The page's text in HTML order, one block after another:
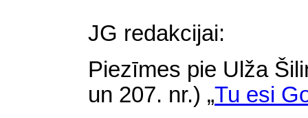
JG redakcijai:
Piezīmes pie Ulža
un 207. nr.) „Tu esi